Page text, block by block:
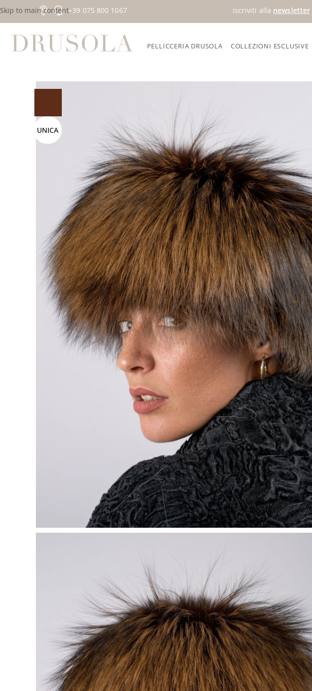
Skip to main content+39 075 800 1067 iscriviti alla newsletter
PELLICCERIA DRUSOLA COLLEZIONI ESCLUSIVE
UNICA